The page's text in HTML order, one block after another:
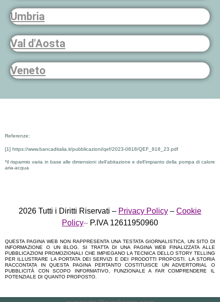
Umbria
Val d'Aosta
Veneto
Referenze:
[1] https://www.bancaditalia.it/pubblicazioni/qef/2023-0818/QEF_818_23.pdf
*il risparmio varia in base alle dimensioni dell’abitazione e dell’impianto della pompa di calore
aria-acqua
2026 Tutti i Diritti Riservati – Privacy Policy – Cookie
Policy– P.IVA 12611950960
QUESTA PAGINA WEB NON RAPPRESENTA UNA TESTATA GIORNALISTICA, UN SITO DI
INFORMAZIONE O UN BLOG. SI TRATTA DI UNA PAGINA WEB FINALIZZATA ALLE
PUBBLICAZIONI PROMOZIONALI CHE IMPIEGANO LA TECNICA DELLO STORY TELLING
PER ILLUSTRARE LA PORTATA DEI SERVIZI E DEI PRODOTTI PROPOSTI. LA STORIA
RACCONTATA IN QUESTA PAGINA PERTANTO COSTITUISCE UN ADVERTORIAL O
PUBBLICITÀ CON SCOPO INFORMATIVO, FUNZIONALE A FAR COMPRENDERE IL
POTENZIALE DI QUANTO PROPOSTO.